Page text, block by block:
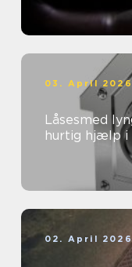
03. April 2026
Låsesmed lyngby sikkerhed,
hurtig hjælp i
02. April 2026